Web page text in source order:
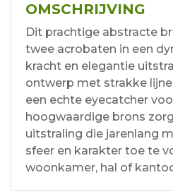
OMSCHRIJVING
Dit prachtige abstracte
twee acrobaten in een
kracht en elegantie
ontwerp met strakke
een echte eyecatcher
hoogwaardige brons
uitstraling die jarenlang
sfeer en karakter toe te
woonkamer, hal of